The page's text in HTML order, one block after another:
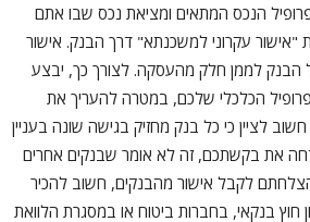
הנכס המתאים ומציאת נכס שבו אתם
"אישור עקרוני למשכנתא" דרך הבנק. אישור
הבנק לממן חלק מהעסקה. לצורך כך, יבצע
הכלכלי שלכם, במטרה להעריך את
לציין כי כל בנק מחזיק בגישה שונה בעניין
את בקשתכם, זה לא אומר שבנקים אחרים
לקבל אישור מהבנקים, חשוב להכיר
חוץ בנקאי, בחברות ביטוח או במסגרת הלוואת